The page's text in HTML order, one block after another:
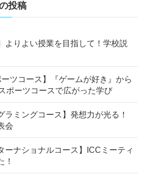
投稿
よりよい授業を目指して！学校説
ーツコース】『ゲームが好き』から
ポーツコースで広がった学び
ラミングコース】発想力が光る！
会
ーナショナルコース】ICCミーティ
！